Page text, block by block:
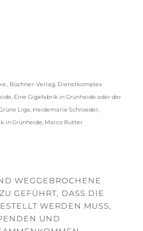
, Büchner-Verlag, Dienstkomplex
, Eine Gigafabrik in Grünheide oder der
Liga, Heidemarie Schroeder,
in Grünheide, Marco Rutter
WEGGEBROCHENE
GEFÜHRT, DASS DIE
WERDEN MUSS,
UND